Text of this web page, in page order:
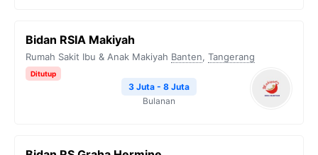
Bidan RSIA Makiyah
Rumah Sakit Ibu & Anak Makiyah Banten, Tangerang
Ditutup
3 Juta - 8 Juta
Bulanan